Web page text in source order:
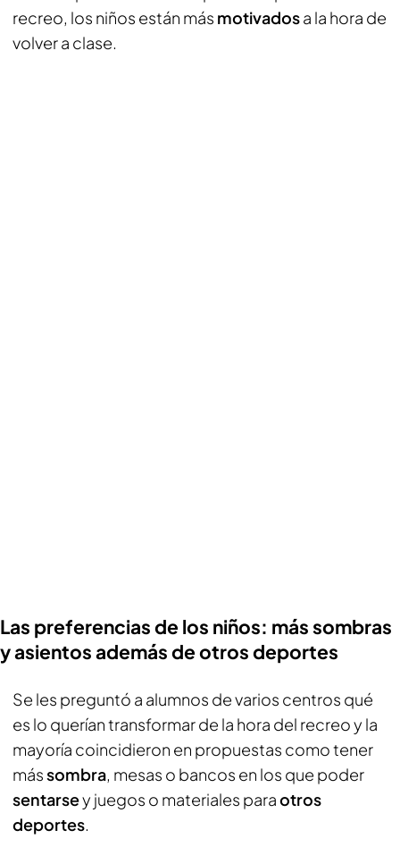
recreo, los niños están más motivadosa la hora de
volver a clase.
Las preferencias de los niños: más sombras
y asientos además de otros deportes
Se les preguntó a alumnos de varios centros qué
es lo querían transformar de la hora del recreo y la
mayoría coincidieron en propuestas como tener
mássombra, mesas o bancos en los que poder
sentarsey juegos o materiales paraotros
deportes.